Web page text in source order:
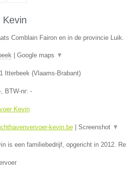
Comblain Fairon en in de provincie Luik.
| Google maps ▼
Itterbeek(Vlaams-Brabant)
, BTW-nr: -
Kevin
kevin.be| Screenshot ▼
is een familiebedrijf, opgericht in 2012.